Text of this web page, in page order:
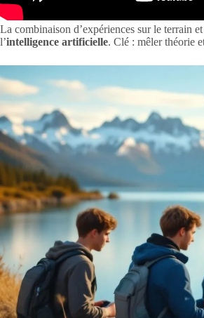
La combinaison d’expériences sur le terrain
l’intelligence artificielle. Clé : mêler théorie